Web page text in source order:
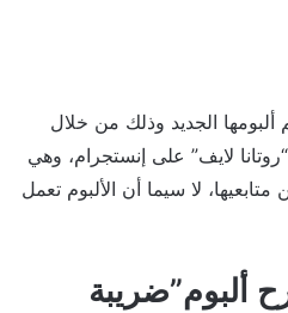
الجديد وذلك من خلال
لايف” على إنستجرام، وهي
لا سيما أن الألبوم تعمل
ألبوم”ضريبة